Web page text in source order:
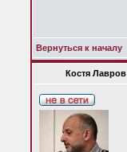
Вернуться к началу
Костя Лавров